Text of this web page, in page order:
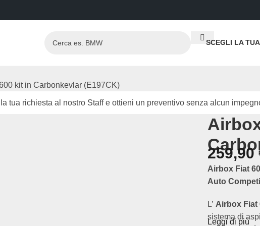
SCEGLI LA
kit in Carbonkevlar (E197CK)
tua richiesta al nostro Staff e ottieni un preventivo senza alcun
259,90
Airbox Fiat
Auto
L’ Airbox Fiat
sistema di
Leggi di più